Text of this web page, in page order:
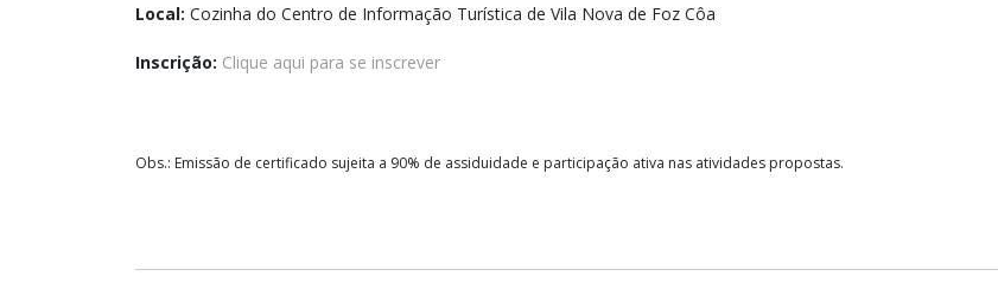
Local: Cozinha do Centro de Informação Turística de Vila Nova de Foz Côa
Inscrição: Clique aqui para se inscrever
Obs.: Emissão de certificado sujeita a 90% de assiduidade e participação ativa nas atividades propostas.